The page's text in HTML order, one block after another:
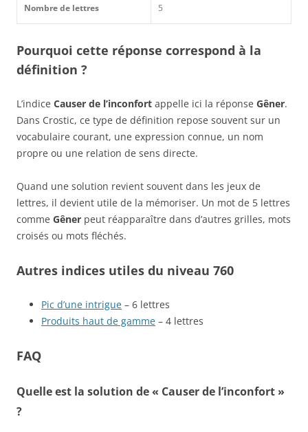
Nombre de lettres 5
Pourquoi cette réponse correspond à la
définition ?
L’indice Causer de l’inconfort appelle ici la réponse Gêner.
Dans Crostic, ce type de définition repose souvent sur un
vocabulaire courant, une expression connue, un nom
propre ou une relation de sens directe.
Quand une solution revient souvent dans les jeux de
lettres, il devient utile de la mémoriser. Un mot de 5 lettres
comme Gêner peut réapparaître dans d’autres grilles, mots
croisés ou mots fléchés.
Autres indices utiles du niveau 760
Pic d’une intrigue – 6 lettres
Produits haut de gamme – 4 lettres
FAQ
Quelle est la solution de « Causer de l’inconfort »
?